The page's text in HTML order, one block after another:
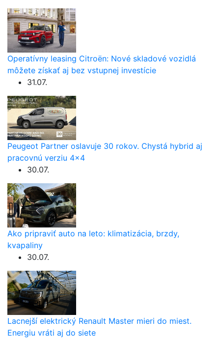
Operatívny leasing Citroën: Nové skladové vozidlá
môžete získať aj bez vstupnej investície
31.07.
Peugeot Partner oslavuje 30 rokov. Chystá hybrid aj
pracovnú verziu 4×4
30.07.
Ako pripraviť auto na leto: klimatizácia, brzdy,
kvapaliny
30.07.
Lacnejší elektrický Renault Master mieri do miest.
Energiu vráti aj do siete